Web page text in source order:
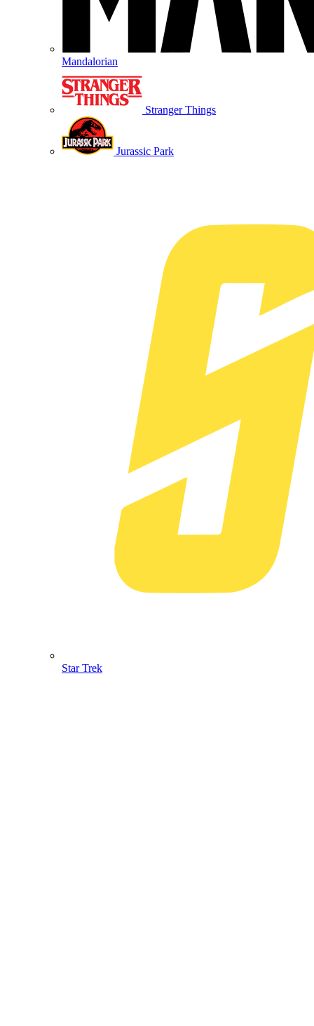
Mandalorian
Stranger Things
Jurassic Park
Star Trek